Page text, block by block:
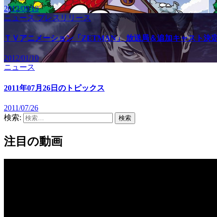
2012/09/19
ニュース プレスリリース
ＴＶアニメーション「ZETMAN」 放送局＆追加キャスト決
2012/01/10
ニュース
2011年07月26日のトピックス
2011/07/26
検索:
注目の動画